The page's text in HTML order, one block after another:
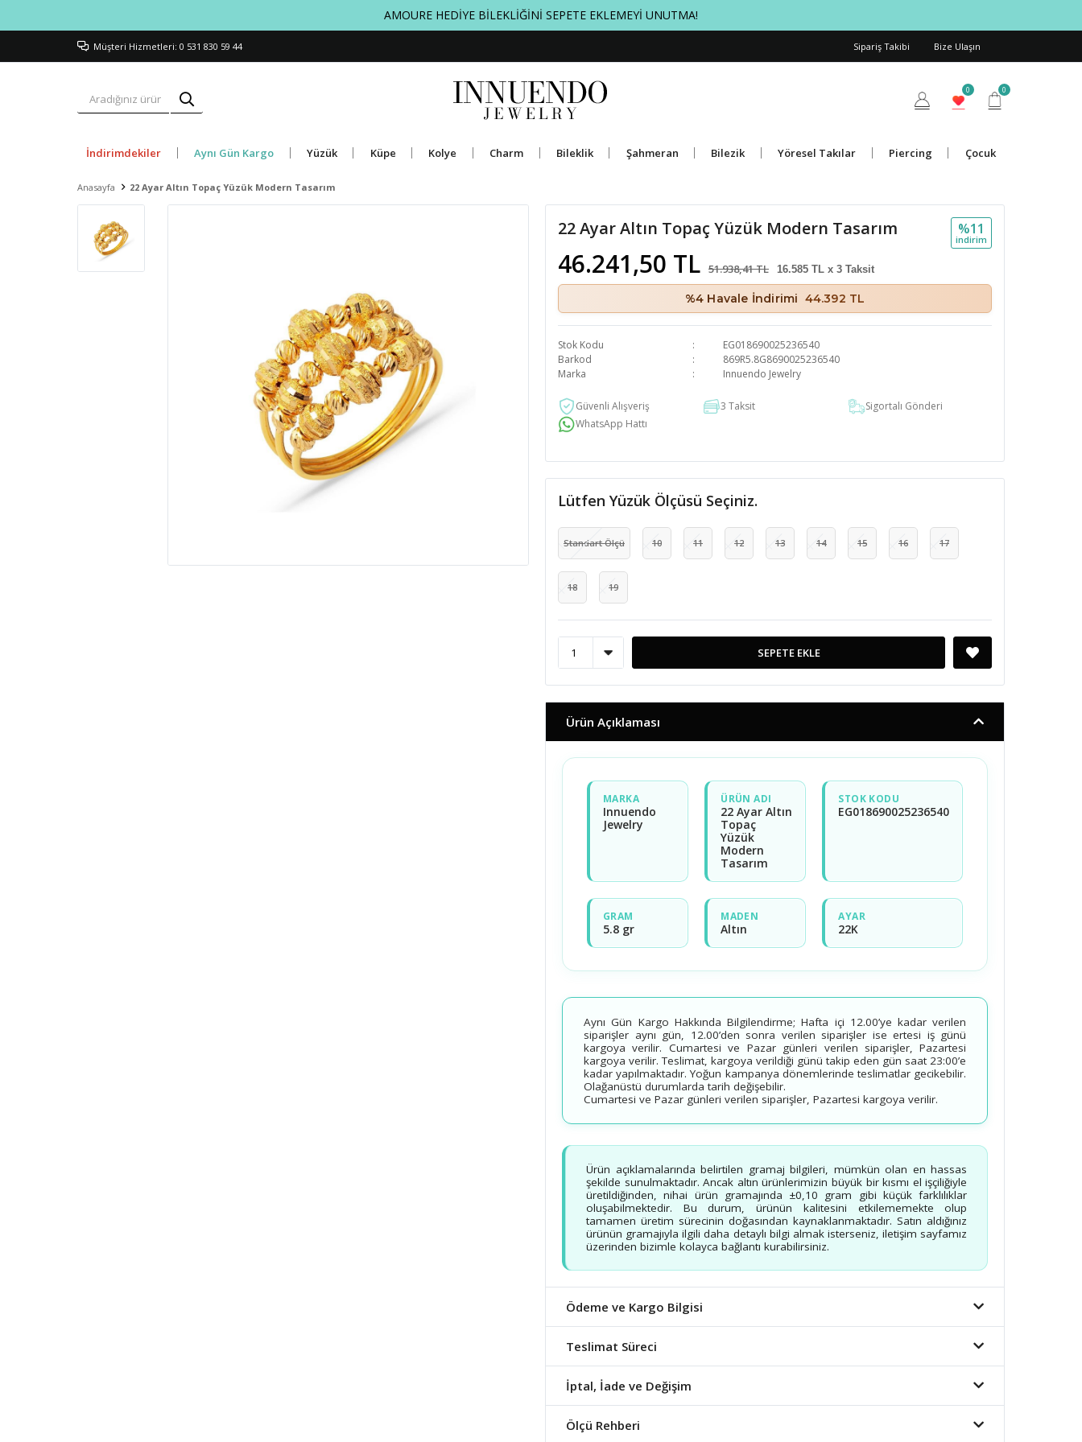
AMOURE HEDİYE BİLEKLİĞİNİ SEPETE EKLEMEYİ UNUTMA!
Müşteri Hizmetleri: 0 531 830 59 44 Sipariş Takibi Bize Ulaşın
0 0
İndirimdekiler Aynı Gün Kargo Yüzük Küpe Kolye Charm Bileklik Şahmeran Bilezik Yöresel Takılar Piercing Çocuk
Anasayfa 22 Ayar Altın Topaç Yüzük Modern Tasarım
22 Ayar Altın Topaç Yüzük Modern Tasarım
46.241,50 TL 51.938,41 TL
%11
i̇ndi̇ri̇m
16.585 TL x 3 Taksit
%4 Havale İndirimi 44.392 TL
Stok Kodu
EG018690025236540
Barkod
869R5.8G8690025236540
Marka
Innuendo Jewelry
Güvenli Alışveriş 3 Taksit
Sigortalı Gönderi
WhatsApp Hattı
Lütfen Yüzük Ölçüsü Seçiniz.
Standart Ölçü 10 11 12 13 14 15 16 17
18 19
SEPETE EKLE
Ürün Açıklaması
MARKA
Innuendo
Jewelry
ÜRÜN ADI
22 Ayar Altın
Topaç
Yüzük
Modern
Tasarım
STOK KODU
EG018690025236540
GRAM
5.8 gr
MADEN
Altın
AYAR
22K
Aynı Gün Kargo Hakkında Bilgilendirme; Hafta içi 12.00’ye kadar verilen
siparişler aynı gün, 12.00’den sonra verilen siparişler ise ertesi iş günü
kargoya verilir. Cumartesi ve Pazar günleri verilen siparişler, Pazartesi
kargoya verilir. Teslimat, kargoya verildiği günü takip eden gün saat 23:00’e
kadar yapılmaktadır. Yoğun kampanya dönemlerinde teslimatlar gecikebilir.
Olağanüstü durumlarda tarih değişebilir.
Cumartesi ve Pazar günleri verilen siparişler, Pazartesi kargoya verilir.
Ürün açıklamalarında belirtilen gramaj bilgileri, mümkün olan en hassas
şekilde sunulmaktadır. Ancak altın ürünlerimizin büyük bir kısmı el işçiliğiyle
üretildiğinden, nihai ürün gramajında ±0,10 gram gibi küçük farklılıklar
oluşabilmektedir. Bu durum, ürünün kalitesini etkilememekte olup
tamamen üretim sürecinin doğasından kaynaklanmaktadır. Satın aldığınız
ürünün gramajıyla ilgili daha detaylı bilgi almak isterseniz, iletişim sayfamız
üzerinden bizimle kolayca bağlantı kurabilirsiniz.
Ödeme ve Kargo Bilgisi
Teslimat Süreci
İptal, İade ve Değişim
Ölçü Rehberi